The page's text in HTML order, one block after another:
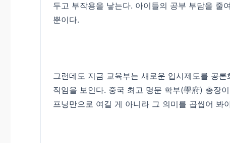
두고 부작용을 낳는다. 아이들의 공부 부담을 줄
뿐이다.
그런데도 지금 교육부는 새로운 입시제도를 공
직임을 보인다. 중국 최고 명문 학부(學府) 총장
프닝만으로 여길 게 아니라 그 의미를 곱씹어 봐